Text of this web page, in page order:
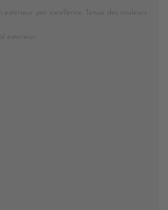
extérieur par excellence. Tenue des couleurs
extérieur.